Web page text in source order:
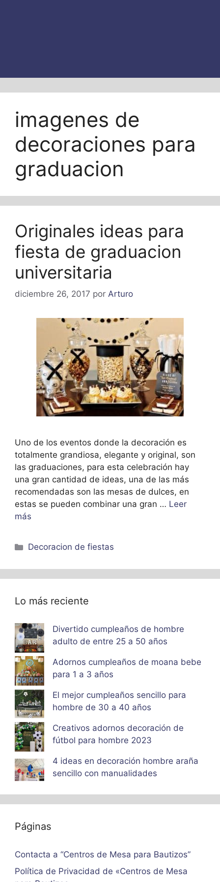
imagenes de
decoraciones para
graduacion
Originales ideas para
fiesta de graduacion
universitaria
diciembre 26, 2017 por Arturo
Uno de los eventos donde la decoración es
totalmente grandiosa, elegante y original, son
las graduaciones, para esta celebración hay
una gran cantidad de ideas, una de las más
recomendadas son las mesas de dulces, en
estas se pueden combinar una gran … Leer
más
Categorías
Decoracion de fiestas
Lo más reciente
Divertido cumpleaños de hombre
adulto de entre 25 a 50 años
Adornos cumpleaños de moana bebe
para 1 a 3 años
El mejor cumpleaños sencillo para
hombre de 30 a 40 años
Creativos adornos decoración de
fútbol para hombre 2023
4 ideas en decoración hombre araña
sencillo con manualidades
Páginas
Contacta a “Centros de Mesa para Bautizos”
Política de Privacidad de «Centros de Mesa